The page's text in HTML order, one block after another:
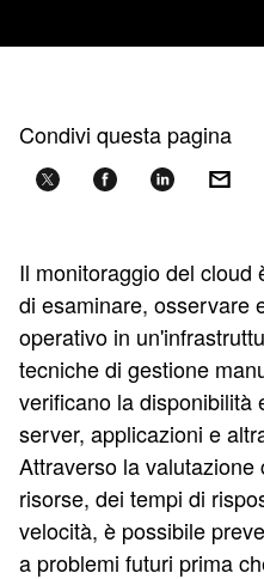
Condivi questa pagina
Il monitoraggio del cloud
di esaminare, osservare
operativo in
tecniche di gestione
verificano la disponibilità
server, applicazioni e
Attraverso la valutazione
risorse, dei tempi di
velocità, è possibile
a problemi futuri prima